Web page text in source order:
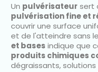
Un pulvérisateur sert
pulvérisation fine et
couvrir une surface
et de l'atteindre sans
et bases indique que
produits chimiques
dégraissants,